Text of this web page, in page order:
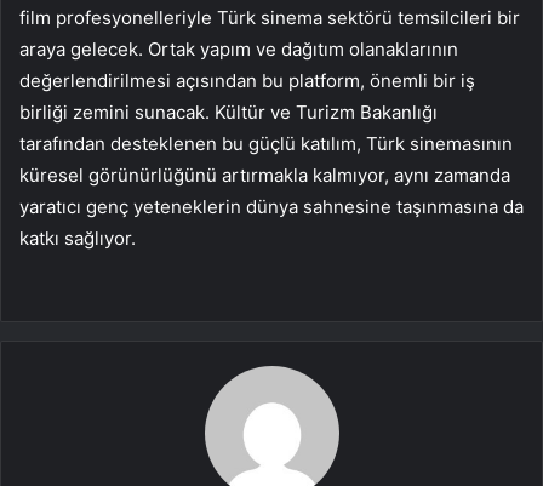
film profesyonelleriyle Türk sinema sektörü temsilcileri bir
araya gelecek. Ortak yapım ve dağıtım olanaklarının
değerlendirilmesi açısından bu platform, önemli bir iş
birliği zemini sunacak. Kültür ve Turizm Bakanlığı
tarafından desteklenen bu güçlü katılım, Türk sinemasının
küresel görünürlüğünü artırmakla kalmıyor, aynı zamanda
yaratıcı genç yeteneklerin dünya sahnesine taşınmasına da
katkı sağlıyor.